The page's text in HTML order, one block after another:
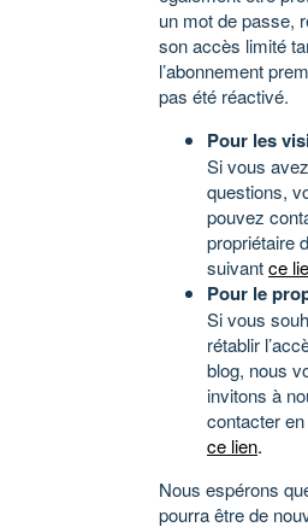
un mot de passe,
son accès limité
l’abonnement
pas été réactivé.
Pour les
Si vous
questions,
pouvez
propriétaire
suivantce
Pour le
Si vous
rétablir
blog, nous
invitons à
contacter
ce lien.
Nous espérons
pourra être de